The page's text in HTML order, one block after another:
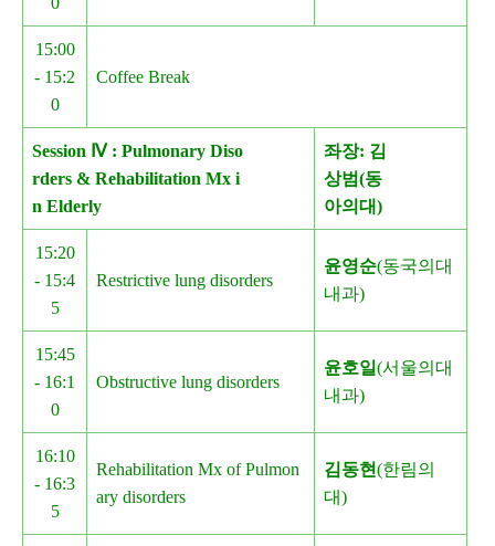
15:00
- 15:2
0
Coffee Break
Session Ⅳ : Pulmonary Diso
rders & Rehabilitation Mx i
n Elderly
좌장: 김
상범(동
아의대)
15:20
- 15:4
5
Restrictive lung disorders
윤영순(동국의대
내과)
15:45
- 16:1
0
Obstructive lung disorders
윤호일(서울의대
내과)
16:10
- 16:3
5
Rehabilitation Mx of Pulmon
ary disorders
김동현(한림의
대)